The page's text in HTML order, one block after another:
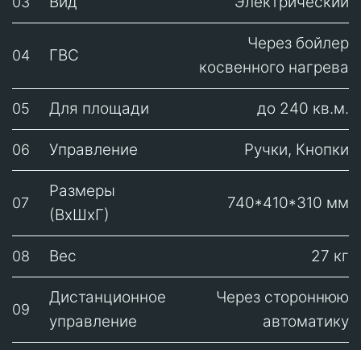
04 ГВС
Через бойлер
косвенного нагрева
05 Для площади до 240 кв.м.
06 Управление Ручки, Кнопки
07
Размеры
(ВхШхГ)
740*410*310 мм
08 Вес 27 кг
09
Дистанционное
управление
Через стороннюю
автоматику